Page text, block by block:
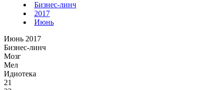
Бизнес-линч
2017
Июнь
Июнь 2017
Бизнес-линч
Мозг
Мел
Идиотека
21